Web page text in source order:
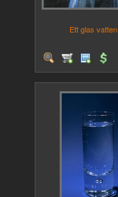
Ett glas vatten